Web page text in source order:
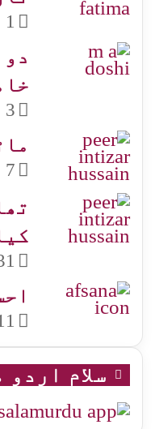
1 اپریل, 2023
3 اگست, 2026
7 اگست, 2026
31
11
سلام